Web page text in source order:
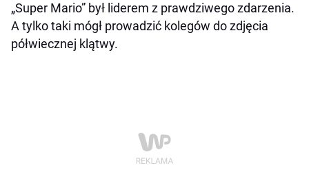
„Super Mario” był liderem z prawdziwego zdarzenia.
A tylko taki mógł prowadzić kolegów do zdjęcia
półwiecznej klątwy.